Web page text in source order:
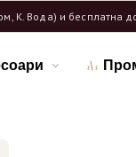
К. Вода) и бесплатна